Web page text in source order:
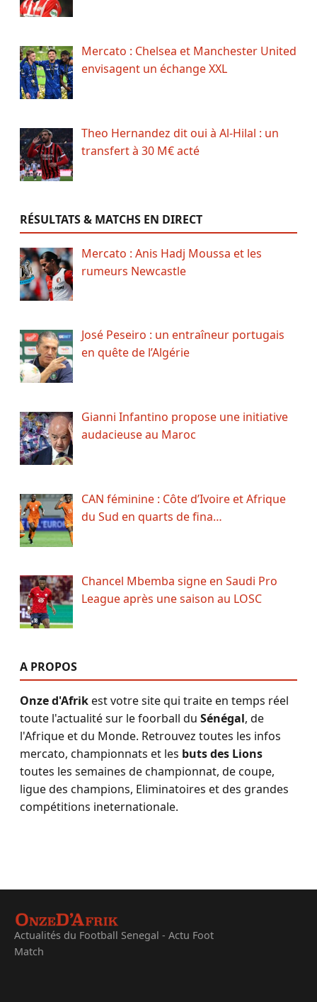
Mercato : Chelsea et Manchester United
envisagent un échange XXL
Theo Hernandez dit oui à Al-Hilal : un
transfert à 30 M€ acté
RÉSULTATS & MATCHS EN DIRECT
Mercato : Anis Hadj Moussa et les
rumeurs Newcastle
José Peseiro : un entraîneur portugais
en quête de l’Algérie
Gianni Infantino propose une initiative
audacieuse au Maroc
CAN féminine : Côte d’Ivoire et Afrique
du Sud en quarts de fina…
Chancel Mbemba signe en Saudi Pro
League après une saison au LOSC
A PROPOS
Onze d'Afrikest votre site qui traite en temps réel
toute l'actualité sur le foorball du Sénégal, de
l'Afrique et du Monde. Retrouvez toutes les infos
mercato, championnats et les buts des Lions
toutes les semaines de championnat, de coupe,
ligue des champions, Eliminatoires et des grandes
compétitions ineternationale.
Actualités du Football Senegal - Actu Foot
Match